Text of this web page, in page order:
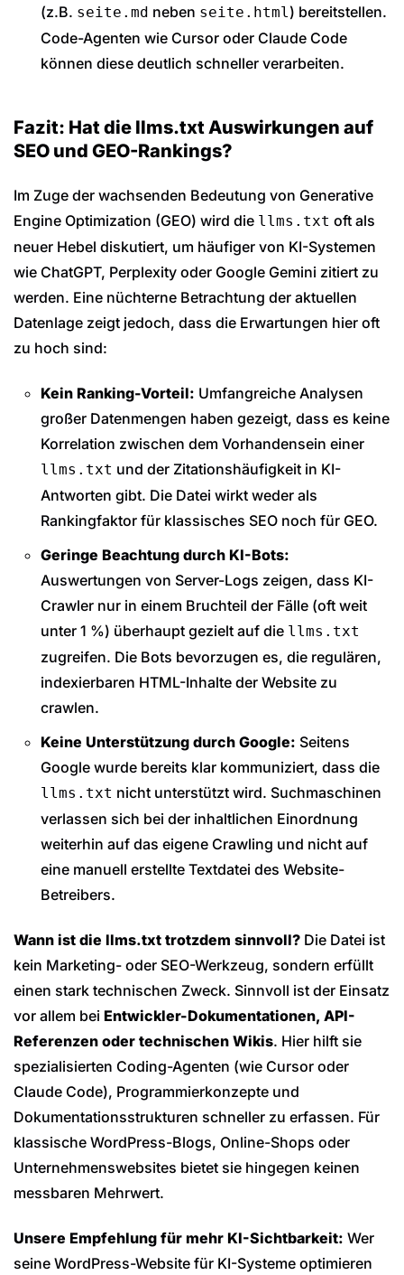
(z.B. seite.md neben seite.html ) bereitstellen.
Code-Agenten wie Cursor oder Claude Code
können diese deutlich schneller verarbeiten.
Fazit: Hat die llms.txt Auswirkungen auf
SEO und GEO-Rankings?
Im Zuge der wachsenden Bedeutung von Generative
Engine Optimization (GEO) wird die llms.txt oft als
neuer Hebel diskutiert, um häufiger von KI-Systemen
wie ChatGPT, Perplexity oder Google Gemini zitiert zu
werden. Eine nüchterne Betrachtung der aktuellen
Datenlage zeigt jedoch, dass die Erwartungen hier oft
zu hoch sind:
Kein Ranking-Vorteil: Umfangreiche Analysen
großer Datenmengen haben gezeigt, dass es keine
Korrelation zwischen dem Vorhandensein einer
llms.txt und der Zitationshäufigkeit in KI-
Antworten gibt. Die Datei wirkt weder als
Rankingfaktor für klassisches SEO noch für GEO.
Geringe Beachtung durch KI-Bots:
Auswertungen von Server-Logs zeigen, dass KI-
Crawler nur in einem Bruchteil der Fälle (oft weit
unter 1 %) überhaupt gezielt auf die llms.txt
zugreifen. Die Bots bevorzugen es, die regulären,
indexierbaren HTML-Inhalte der Website zu
crawlen.
Keine Unterstützung durch Google: Seitens
Google wurde bereits klar kommuniziert, dass die
llms.txt nicht unterstützt wird. Suchmaschinen
verlassen sich bei der inhaltlichen Einordnung
weiterhin auf das eigene Crawling und nicht auf
eine manuell erstellte Textdatei des Website-
Betreibers.
Wann ist die llms.txt trotzdem sinnvoll? Die Datei ist
kein Marketing- oder SEO-Werkzeug, sondern erfüllt
einen stark technischen Zweck. Sinnvoll ist der Einsatz
vor allem bei Entwickler-Dokumentationen, API-
Referenzen oder technischen Wikis. Hier hilft sie
spezialisierten Coding-Agenten (wie Cursor oder
Claude Code), Programmierkonzepte und
Dokumentationsstrukturen schneller zu erfassen. Für
klassische WordPress-Blogs, Online-Shops oder
Unternehmenswebsites bietet sie hingegen keinen
messbaren Mehrwert.
Unsere Empfehlung für mehr KI-Sichtbarkeit: Wer
seine WordPress-Website für KI-Systeme optimieren